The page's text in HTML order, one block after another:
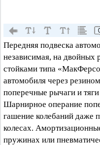
Передняя подвеска
независимая, на двойных
стойками типа
автомобиля через
поперечные рычаги и
Шарнирное операние
гашение колебаний даже
колесах.
пружинах или